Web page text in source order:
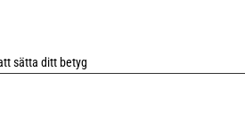
sätta ditt betyg